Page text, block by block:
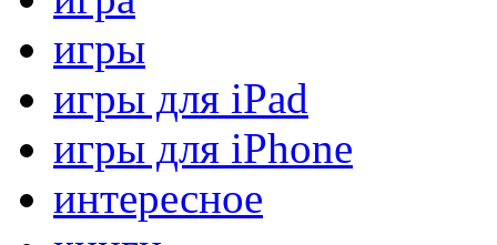
игры
игры для iPad
игры для iPhone
интересное